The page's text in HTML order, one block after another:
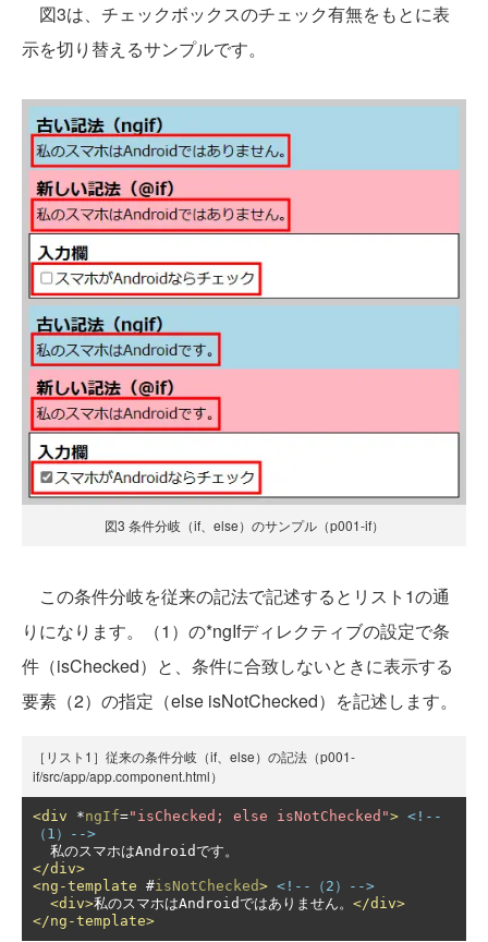
図3は、チェックボックスのチェック有無をもとに表
示を切り替えるサンプルです。
図3 条件分岐（if、else）のサンプル（p001-if）
この条件分岐を従来の記法で記述するとリスト1の通
りになります。（1）の*ngIfディレクティブの設定で条
件（isChecked）と、条件に合致しないときに表示する
要素（2）の指定（else isNotChecked）を記述します。
［リスト1］従来の条件分岐（if、else）の記法（p001-
if/src/app/app.component.html）
<div *ngIf="isChecked; else isNotChecked"> <!--
（1）-->
</div>
<ng-template #isNotChecked> <!--（2）-->
<div>私のスマホはAndroidではありません。 </div>
</ng-template>